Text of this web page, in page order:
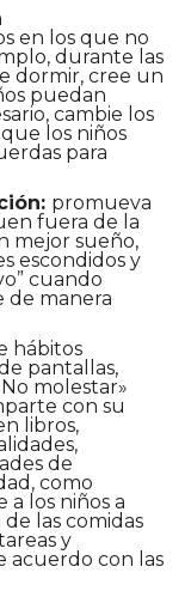
en los que no
durante las
dormir, cree un
puedan
cambie los
los niños
para
promueva
fuera de la
mejor sueño,
escondidos y
cuando
de manera
hábitos
pantallas,
molestar»
con su
libros,
de
como
los niños a
las comidas
y
acuerdo con las